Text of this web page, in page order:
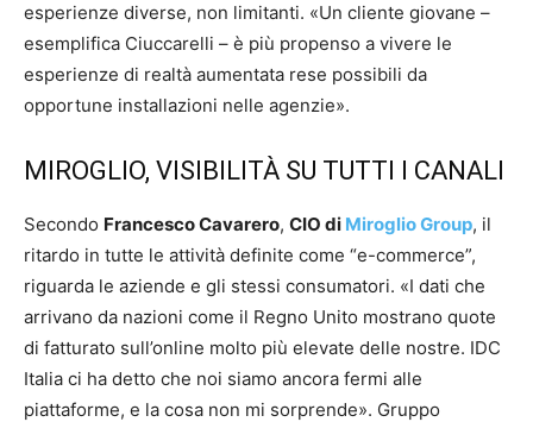
esperienze diverse, non limitanti. «Un cliente giovane –
esemplifica Ciuccarelli – è più propenso a vivere le
esperienze di realtà aumentata rese possibili da
opportune installazioni nelle agenzie».
MIROGLIO, VISIBILITÀ SU TUTTI I CANALI
Secondo Francesco Cavarero, CIO di Miroglio Group, il
ritardo in tutte le attività definite come “e-commerce”,
riguarda le aziende e gli stessi consumatori. «I dati che
arrivano da nazioni come il Regno Unito mostrano quote
di fatturato sull’online molto più elevate delle nostre. IDC
Italia ci ha detto che noi siamo ancora fermi alle
piattaforme, e la cosa non mi sorprende». Gruppo